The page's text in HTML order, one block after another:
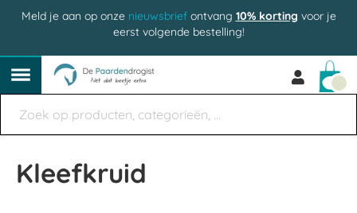
Meld je aan op onze nieuwsbriefontvang 10% korting voor je
eerst volgende bestelling!
Kleefkruid